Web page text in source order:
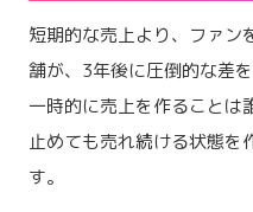
短期的な売上より、ファン
舗が、3年後に圧倒的な差
一時的に売上を作ることは
止めても売れ続ける状態を
す。